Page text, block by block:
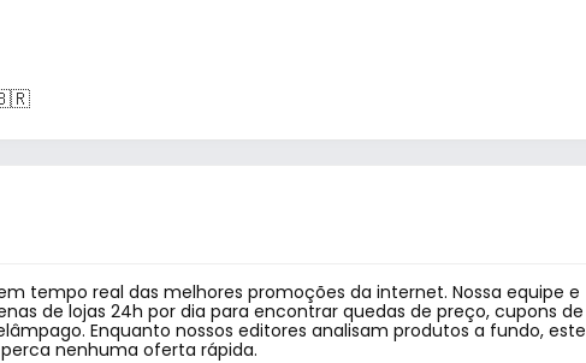
🇧🇷
tempo real das melhores promoções da internet. Nossa equipe e
de lojas 24h por dia para encontrar quedas de preço, cupons de
Enquanto nossos editores analisam produtos a fundo, este
nenhuma oferta rápida.